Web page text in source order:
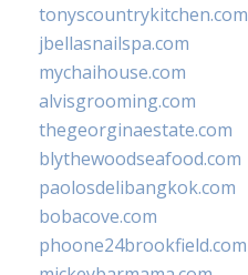
tonyscountrykitchen.com
jbellasnailspa.com
mychaihouse.com
alvisgrooming.com
thegeorginaestate.com
blythewoodseafood.com
paolosdelibangkok.com
bobacove.com
phoone24brookfield.com